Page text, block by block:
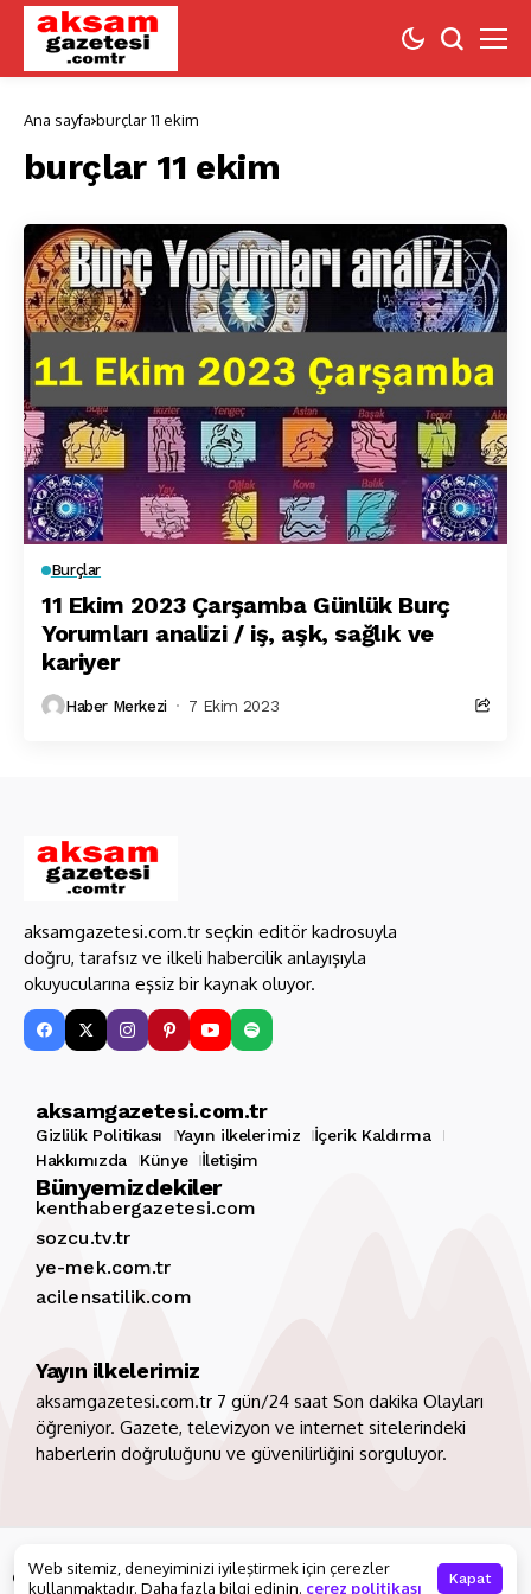
Ana sayfa burçlar 11 ekim
burçlar 11 ekim
Burçlar
11 Ekim 2023 Çarşamba Günlük Burç
Yorumları analizi / iş, aşk, sağlık ve
kariyer
Haber Merkezi 7 Ekim 2023
aksamgazetesi.com.tr seçkin editör kadrosuyla
doğru, tarafsız ve ilkeli habercilik anlayışıyla
okuyucularına eşsiz bir kaynak oluyor.
aksamgazetesi.com.tr
Gizlilik Politikası Yayın ilkelerimiz
İçerik Kaldırma
Hakkımızda
Künye İletişim
Bünyemizdekiler
kenthabergazetesi.com
sozcu.tv.tr
ye-mek.com.tr
acilensatilik.com
Yayın ilkelerimiz
aksamgazetesi.com.tr 7 gün/24 saat Son dakika Olayları
öğreniyor. Gazete, televizyon ve internet sitelerindeki
haberlerin doğruluğunu ve güvenilirliğini sorguluyor.
Gizlilik Politikası Yayın ilkelerimiz
İçerik Kaldırma
Web sitemiz, deneyiminizi iyileştirmek için çerezler
kullanmaktadır. Daha fazla bilgi edinin. çerez politikası Kapat